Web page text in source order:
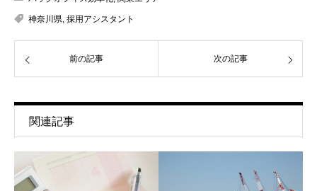
神奈川県, 採用アシスタント
前の記事 次の記事
関連記事